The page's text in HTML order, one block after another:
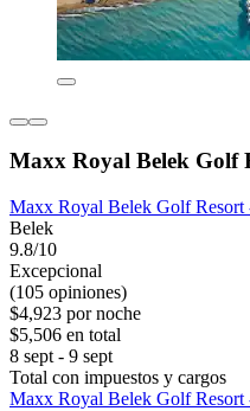
Maxx Royal Belek Golf
Maxx Royal Belek Golf
Belek
9.8/10
Excepcional
(105 opiniones)
$4,923 por noche
$5,506 en total
8 sept - 9 sept
Total con impuestos y cargos
Maxx Royal Belek Golf